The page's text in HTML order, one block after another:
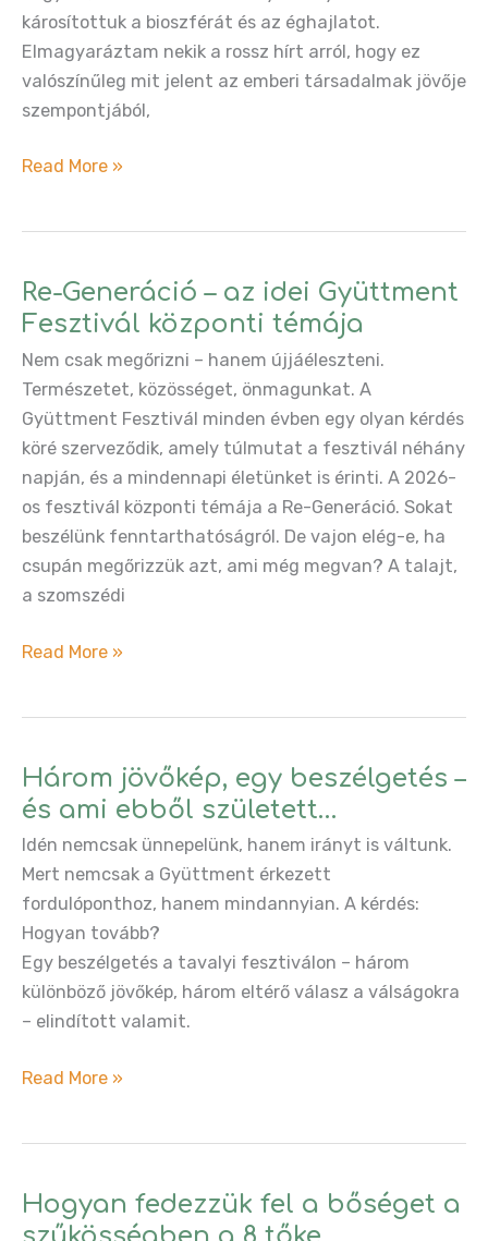
károsítottuk a bioszférát és az éghajlatot.
Elmagyaráztam nekik a rossz hírt arról, hogy ez
valószínűleg mit jelent az emberi társadalmak jövője
szempontjából,
Miért
szemlélet
a
éghajlat
szempontjából,
és
azon
túl
–
Jem
Bendell irása
Read More »
Re-Generáció – az idei Gyüttment
Fesztivál központi témája
Nem csak megőrizni – hanem újjáéleszteni.
Természetet, közösséget, önmagunkat. A
Gyüttment Fesztivál minden évben egy olyan kérdés
köré szerveződik, amely túlmutat a fesztivál néhány
napján, és a mindennapi életünket is érinti. A 2026-
os fesztivál központi témája a Re-Generáció. Sokat
beszélünk fenntarthatóságról. De vajon elég-e, ha
csupán megőrizzük azt, ami még megvan? A talajt,
a szomszédi
Re-
idei
Gyüttment
központi
témája
Read More »
Három jövőkép, egy beszélgetés –
és ami ebből született…
Idén nemcsak ünnepelünk, hanem irányt is váltunk.
Mert nemcsak a Gyüttment érkezett
fordulóponthoz, hanem mindannyian. A kérdés:
Hogyan tovább?
Egy beszélgetés a tavalyi fesztiválon – három
különböző jövőkép, három eltérő válasz a válságokra
– elindított valamit.
Három
–
Read More »
Hogyan fedezzük fel a bőséget a